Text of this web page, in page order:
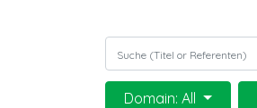
Domain: All